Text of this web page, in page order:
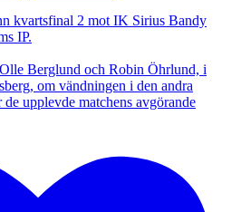
kvartsfinal 2 mot IK Sirius Bandy
IP.
Berglund och Robin Öhrlund, i
om vändningen i den andra
upplevde matchens avgörande